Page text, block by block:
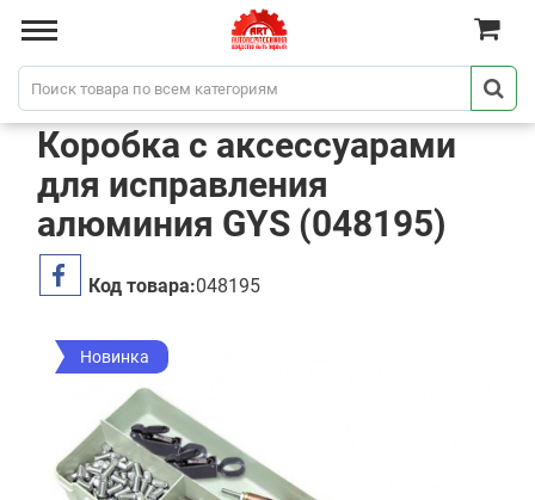
Коробка с аксессуарами
для исправления
алюминия GYS (048195)
Код товара:048195
Новинка